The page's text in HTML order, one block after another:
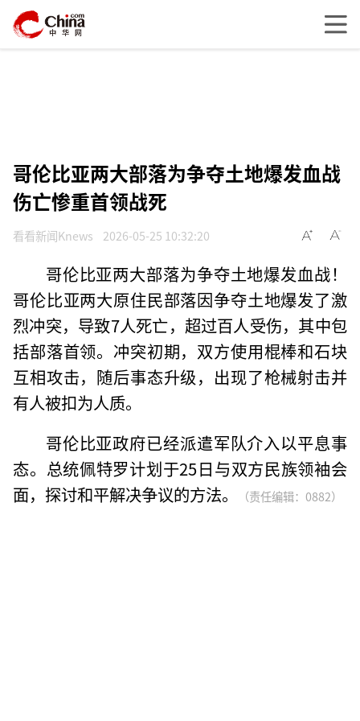
哥伦比亚两大部落为争夺土地爆发血战
伤亡惨重首领战死
看看新闻Knews 2026-05-25 10:32:20
哥伦比亚两大部落为争夺土地爆发血战！
哥伦比亚两大原住民部落因争夺土地爆发了激
烈冲突，导致7人死亡，超过百人受伤，其中包
括部落首领。冲突初期，双方使用棍棒和石块
互相攻击，随后事态升级，出现了枪械射击并
有人被扣为人质。
哥伦比亚政府已经派遣军队介入以平息事
态。总统佩特罗计划于25日与双方民族领袖会
面，探讨和平解决争议的方法。
（责任编辑：0882）